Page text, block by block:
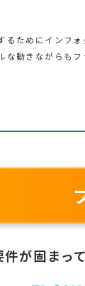
ためにインフォ
動きながらも
件が固まっ